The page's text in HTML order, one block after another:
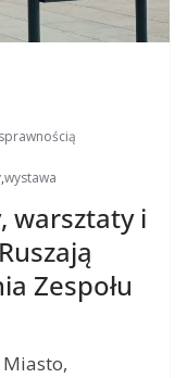
,wystawa
warsztaty i
Zespołu